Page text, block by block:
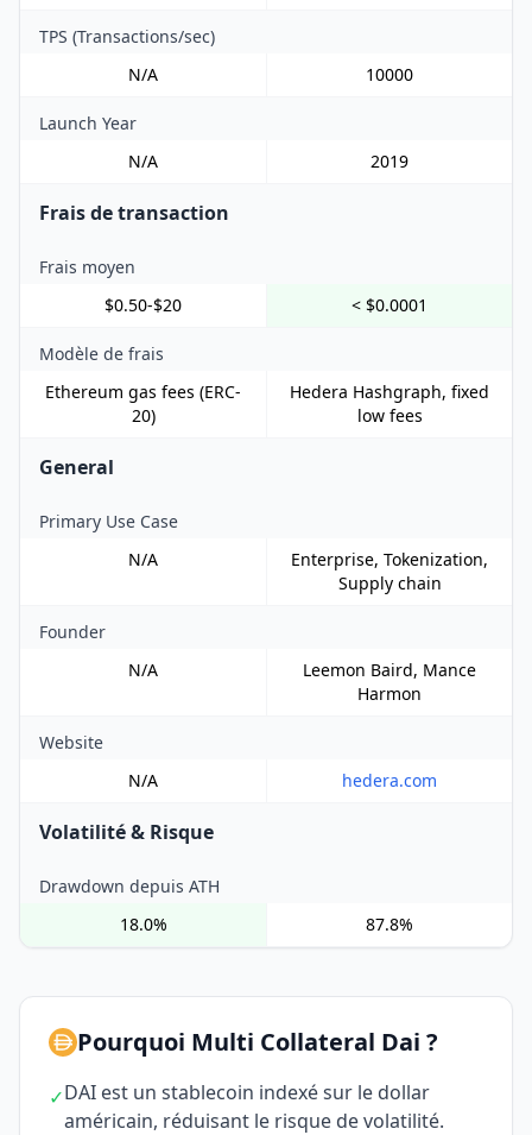
TPS (Transactions/sec)
N/A
10000
Launch Year
N/A
2019
Frais de transaction
Frais moyen
$0.50-$20
< $0.0001
Modèle de frais
Ethereum gas fees (ERC-
20)
Hedera Hashgraph, fixed
low fees
General
Primary Use Case
N/A
Enterprise, Tokenization,
Supply chain
Founder
N/A
Leemon Baird, Mance
Harmon
Website
N/A
hedera.com
Volatilité & Risque
Drawdown depuis ATH
18.0%
87.8%
Pourquoi Multi Collateral Dai ?
✓DAI est un stablecoin indexé sur le dollar
américain, réduisant le risque de volatilité.